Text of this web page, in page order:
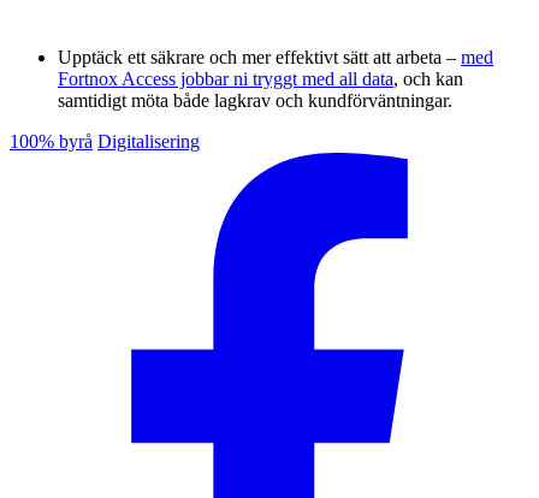
Upptäck ett säkrare och mer effektivt sätt att arbeta – med
Fortnox Access jobbar ni tryggt med all data, och kan
samtidigt möta både lagkrav och kundförväntningar.
100% byrå Digitalisering